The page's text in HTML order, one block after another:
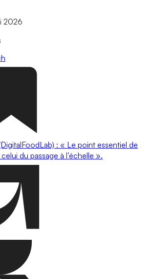
2026
: « Le point essentiel de
du passage à l’échelle ».